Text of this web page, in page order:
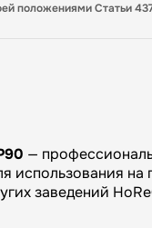
положениями Статьи
—
использования
заведений